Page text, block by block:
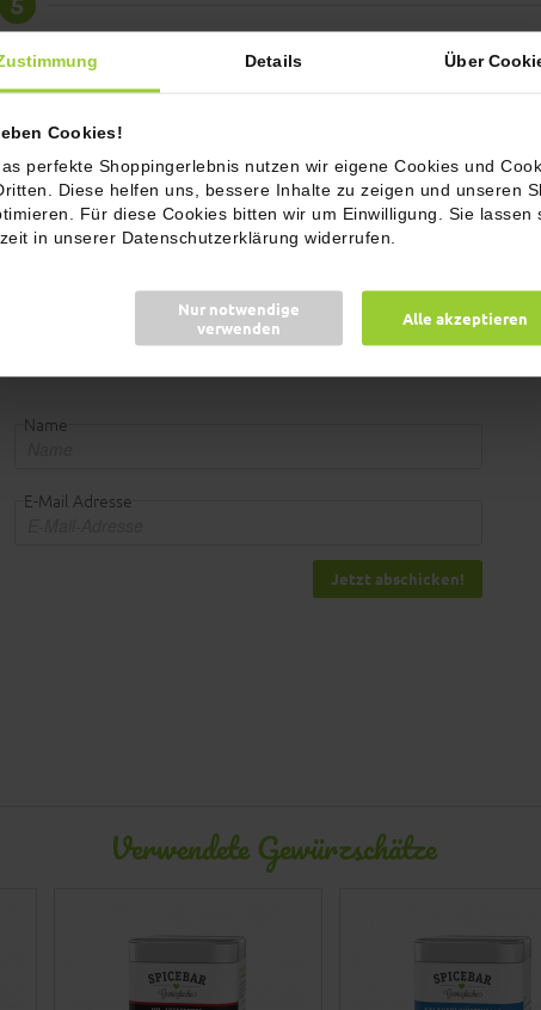
Details Über
Cookies!
perfekte Shoppingerlebnis nutzen wir eigene Cookies und
Diese helfen uns, bessere Inhalte zu zeigen und unseren
Für diese Cookies bitten wir um Einwilligung. Sie lassen
in unserer Datenschutzerklärung widerrufen.
Nur notwendige
verwenden
Alle akzeptieren
und Paprika belegen. Dann darauf das Fleisch mit der
geben.
6
Chips verteilen und anrichten.
7
Name
E-Mail Adresse
Jetzt abschicken!
Verwendete Gewürzschätze